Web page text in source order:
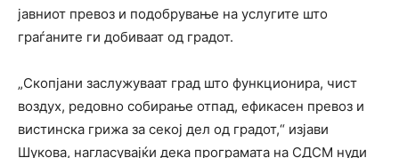
јавниот превоз и подобрување на услугите што
граѓаните ги добиваат од градот.
„Скопјани заслужуваат град што функционира, чист
воздух, редовно собирање отпад, ефикасен превоз и
вистинска грижа за секој дел од градот,“ изјави
Шукова, нагласувајќи дека програмата на СДСМ нуди